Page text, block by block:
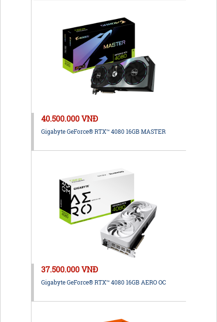
40.500.000 VNĐ
Gigabyte GeForce® RTX™ 4080 16GB MASTER
37.500.000 VNĐ
Gigabyte GeForce® RTX™ 4080 16GB AERO OC